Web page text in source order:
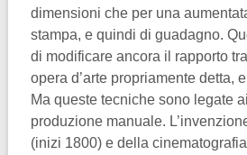
dimensioni che per una
stampa, e quindi di guadagno.
di modificare ancora il rapporto
opera d’arte propriamente detta,
Ma queste tecniche sono legate
produzione manuale.
(inizi 1800) e della